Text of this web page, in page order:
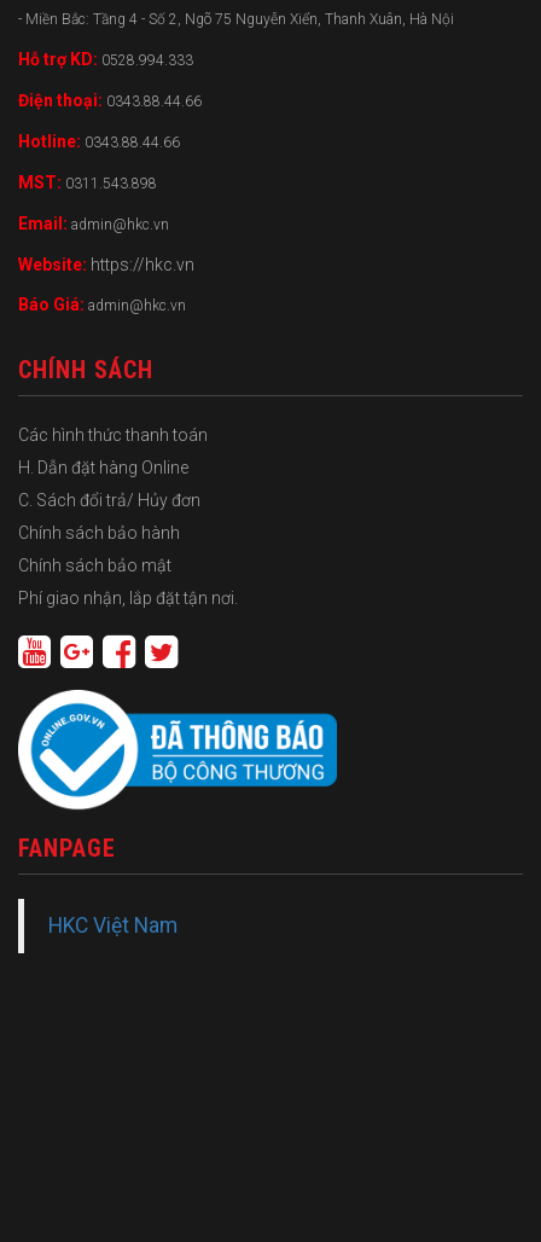
- Miền Bắc: Tầng 4 - Số 2, Ngõ 75 Nguyễn Xiển, Thanh Xuân, Hà Nội
Hỗ trợ KD: 0528.994.333
Điện thoại: 0343.88.44.66
Hotline: 0343.88.44.66
MST: 0311.543.898
Email: admin@hkc.vn
Website: https://hkc.vn
Báo Giá: admin@hkc.vn
CHÍNH SÁCH
Các hình thức thanh toán
H. Dẫn đặt hàng Online
C. Sách đổi trả/ Hủy đơn
Chính sách bảo hành
Chính sách bảo mật
Phí giao nhận, lắp đặt tận nơi.
FANPAGE
HKC Việt Nam